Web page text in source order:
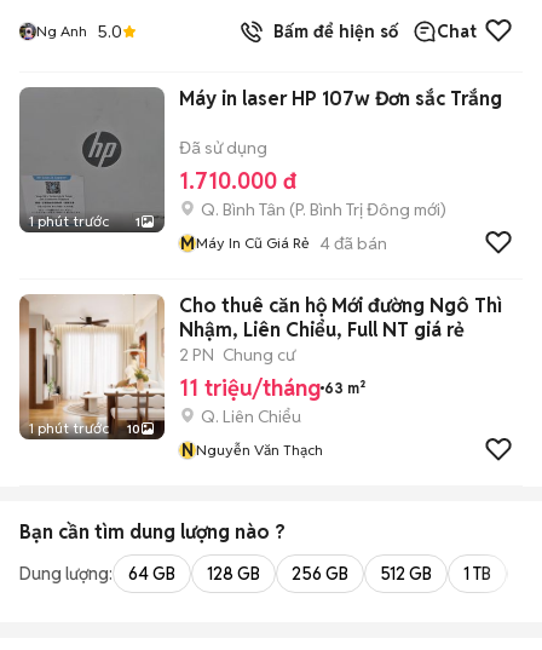
Ng Anh 5.0 Bấm để hiện số Chat
1 phút trước 1
Máy in laser HP 107w Đơn sắc Trắng
Đã sử dụng
1.710.000 đ
Q. Bình Tân (P. Bình Trị Đông mới)
MMáy In Cũ Giá Rẻ 4đã bán
1 phút trước 10
Cho thuê căn hộ Mới đường Ngô Thì
Nhậm, Liên Chiểu, Full NT giá rẻ
2 PN Chung cư
11 triệu/tháng 63 m²
Q. Liên Chiểu
NNguyễn Văn Thạch
Bạn cần tìm dung lượng nào ?
Dung lượng: 64 GB 128 GB 256 GB 512 GB 1 TB